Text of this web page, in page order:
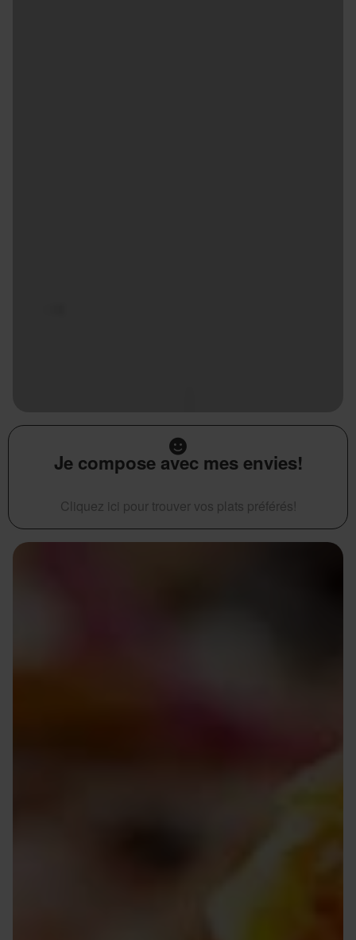
Je compose avec mes envies!
Cliquez ici pour trouver vos plats préférés!